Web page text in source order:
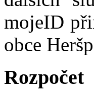
mojeID
obce
Rozpočet